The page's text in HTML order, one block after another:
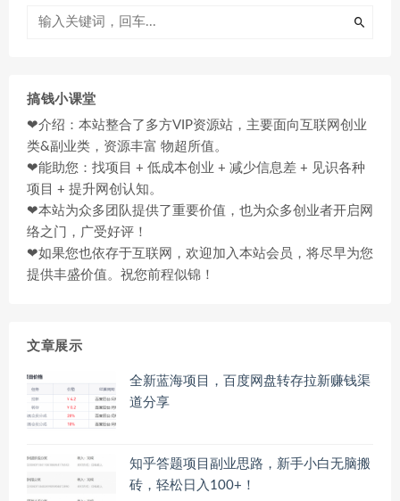
搞钱小课堂
❤介绍：本站整合了多方VIP资源站，主要面向互联网创业
类&副业类，资源丰富 物超所值。
❤能助您：找项目 + 低成本创业 + 减少信息差 + 见识各种
项目 + 提升网创认知。
❤本站为众多团队提供了重要价值，也为众多创业者开启网
络之门，广受好评！
❤如果您也依存于互联网，欢迎加入本站会员，将尽早为您
提供丰盛价值。祝您前程似锦！
文章展示
全新蓝海项目，百度网盘转存拉新赚钱渠
道分享
知乎答题项目副业思路，新手小白无脑搬
砖，轻松日入100+！